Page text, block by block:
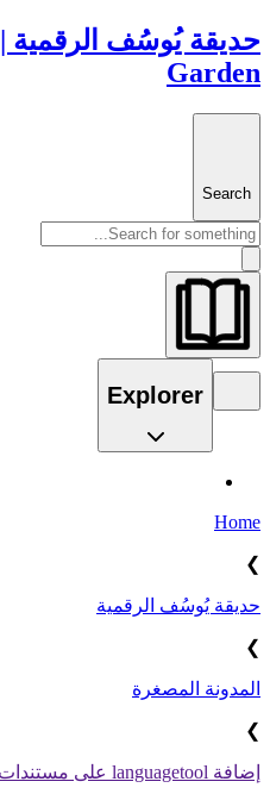
حديقة يُوسُف الرقمية | yshalsager's Digital